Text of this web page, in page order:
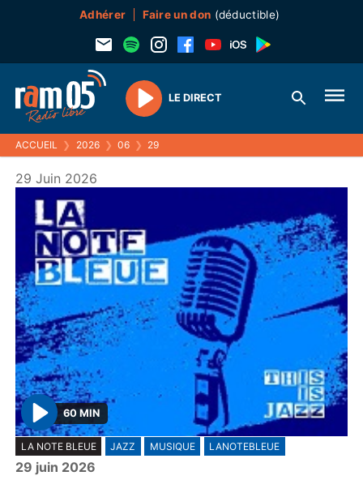
Adhérer Faire un don (déductible)
Play
LE DIRECT
ACCUEIL ❯ 2026 ❯ 06 ❯ 29
29 Juin 2026
P
l
a
60 MIN
LA NOTE BLEUE JAZZ MUSIQUE LANOTEBLEUE
29 juin 2026